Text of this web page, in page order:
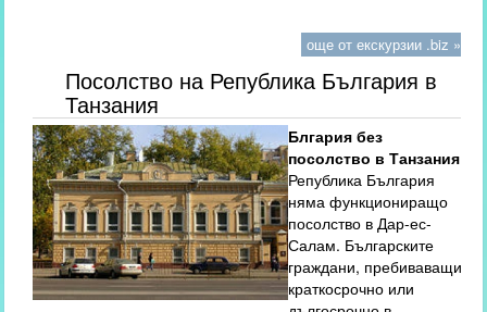
още от екскурзии .biz »
Посолство на Република България в
Танзания
Блгария без
посолство в Танзания
Република България
няма функциониращо
посолство в Дар-ес-
Салам. Българските
граждани, пребиваващи
краткосрочно или